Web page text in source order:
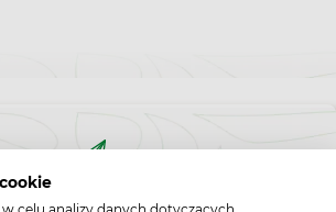
Bądź na bieżąco,